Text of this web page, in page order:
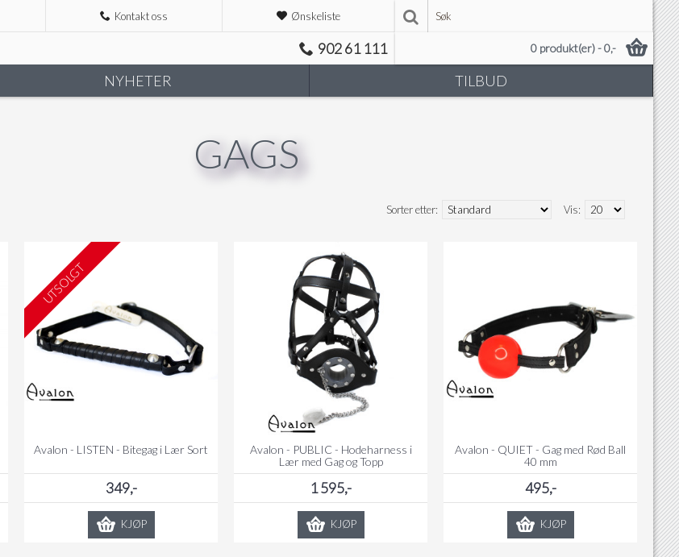
Kontakt oss Ønskeliste
902 61 111 0 produkt(er) - 0,-
NYHETER TILBUD
GAGS
Vis:
Sorter etter:
UTSOLGT
Avalon - LISTEN - Bitegag i Lær Sort
349,-
KJØP
Avalon - PUBLIC - Hodeharness i
Lær med Gag og Topp
1 595,-
KJØP
Avalon - QUIET - Gag med Rød Ball
40 mm
495,-
KJØP